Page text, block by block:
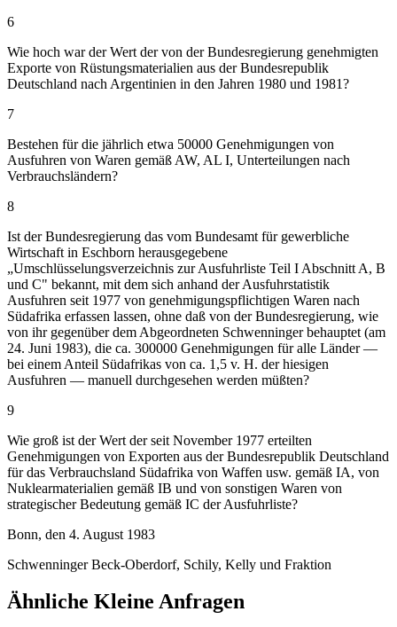
6
Wie hoch war der Wert der von der Bundesregierung genehmigten
Exporte von Rüstungsmaterialien aus der Bundesrepublik
Deutschland nach Argentinien in den Jahren 1980 und 1981?
7
Bestehen für die jährlich etwa 50000 Genehmigungen von
Ausfuhren von Waren gemäß AW, AL I, Unterteilungen nach
Verbrauchsländern?
8
Ist der Bundesregierung das vom Bundesamt für gewerbliche
Wirtschaft in Eschborn herausgegebene
„Umschlüsselungsverzeichnis zur Ausfuhrliste Teil I Abschnitt A, B
und C" bekannt, mit dem sich anhand der Ausfuhrstatistik
Ausfuhren seit 1977 von genehmigungspflichtigen Waren nach
Südafrika erfassen lassen, ohne daß von der Bundesregierung, wie
von ihr gegenüber dem Abgeordneten Schwenninger behauptet (am
24. Juni 1983), die ca. 300000 Genehmigungen für alle Länder —
bei einem Anteil Südafrikas von ca. 1,5 v. H. der hiesigen
Ausfuhren — manuell durchgesehen werden müßten?
9
Wie groß ist der Wert der seit November 1977 erteilten
Genehmigungen von Exporten aus der Bundesrepublik Deutschland
für das Verbrauchsland Südafrika von Waffen usw. gemäß IA, von
Nuklearmaterialien gemäß IB und von sonstigen Waren von
strategischer Bedeutung gemäß IC der Ausfuhrliste?
Bonn, den 4. August 1983
Schwenninger Beck-Oberdorf, Schily, Kelly und Fraktion
Ähnliche Kleine Anfragen